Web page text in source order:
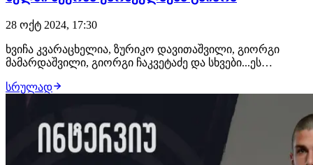
28 ოქტ 2024, 17:30
ხვიჩა კვარაცხელია, ზურიკო დავითაშვილი, გიორგი
მამარდაშვილი, გიორგი ჩაკვეტაძე და სხვები...ეს
გამორჩეული ფიგურები არიან, თუმცა საინტერესოა, რა
გზა გაიარეს მათ ამ დონემდე მისასვლელად. ვლადიმერ
კაკაშვილი, რომელიც დინამო თბილისის აკადემიაში 13
წლის…
სრულად